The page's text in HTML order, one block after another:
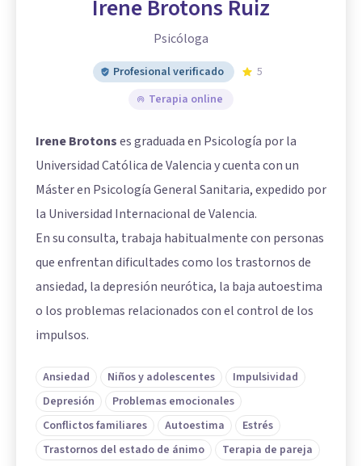
Irene Brotons Ruiz
Psicóloga
Profesional verificado
5
Terapia online
Irene Brotonses graduada en Psicología por la
Universidad Católica de Valencia y cuenta con un
Máster en Psicología General Sanitaria, expedido por
la Universidad Internacional de Valencia.
En su consulta, trabaja habitualmente con personas
que enfrentan dificultades como los trastornos de
ansiedad, la depresión neurótica, la baja autoestima
o los problemas relacionados con el control de los
impulsos.
Ansiedad Niños y adolescentes
Impulsividad
Depresión
Problemas emocionales
Conflictos familiares
Autoestima
Estrés
Trastornos del estado de ánimo
Terapia de pareja